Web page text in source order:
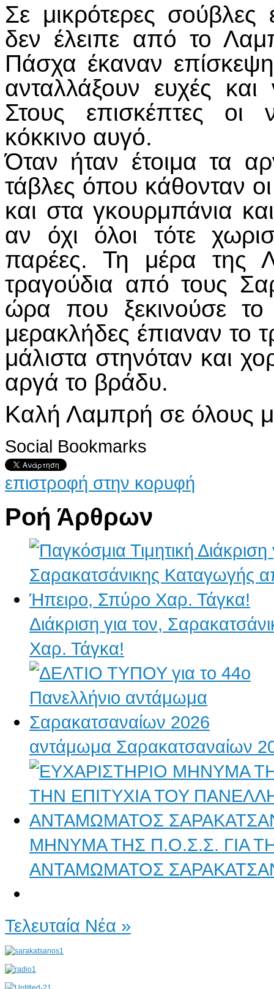
Σε μικρότερες
δεν έλειπε από το
Πάσχα έκαναν
ανταλλάξουν ευχές
Στους επισκέπτες οι
κόκκινο αυγό.
Όταν ήταν έτοιμα τα
τάβλες όπου κάθονταν
και στα γκουρμπάνια
αν όχι όλοι τότε
παρέες. Τη μέρα της
τραγούδια από τους
ώρα που ξεκινούσε
μερακλήδες έπιαναν το
μάλιστα στηνόταν και
αργά το βράδυ.
Καλή Λαμπρή σε όλους
Social Bookmarks
επιστροφή στην κορυφή
Ροή Άρθρων
Διάκριση για τον,
Χαρ. Τάγκα!
αντάμωμα Σαρακατσαναίων
ΜΗΝΥΜΑ ΤΗΣ Π.Ο.Σ.Σ. ΓΙΑ
ΑΝΤΑΜΩΜΑΤΟΣ
Τελευταία Νέα »